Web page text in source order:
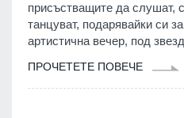
присъстващите да слушат,
танцуват, подарявайки си
артистична вечер, под
ПРОЧЕТЕТЕ ПОВЕЧЕ